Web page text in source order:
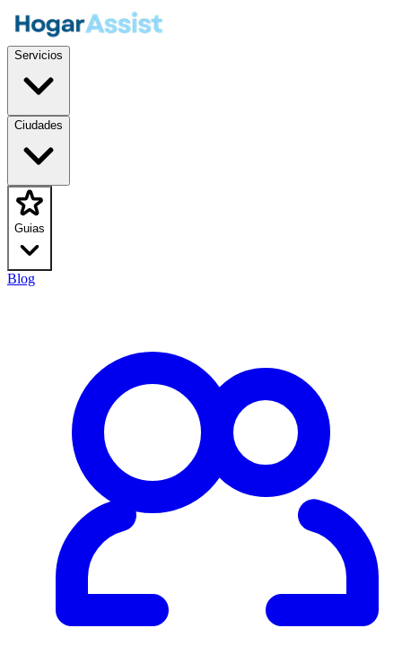
Servicios
Ciudades
Guias
Blog